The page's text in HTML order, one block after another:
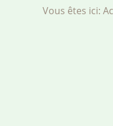
Vous êtes ici: